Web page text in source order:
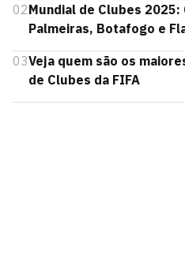
02Mundial de Clubes
Palmeiras, Botafogo e
03Veja quem são os
de Clubes da FIFA